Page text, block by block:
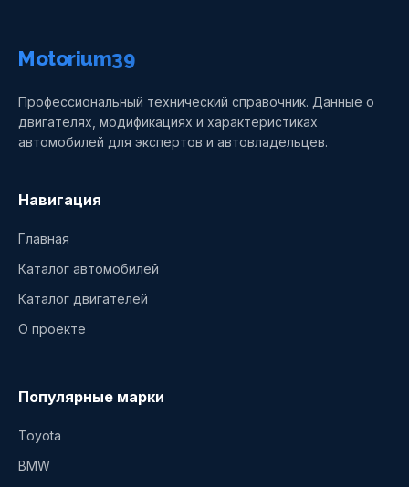
Motorium39
Профессиональный технический справочник. Данные о
двигателях, модификациях и характеристиках
автомобилей для экспертов и автовладельцев.
Навигация
Главная
Каталог автомобилей
Каталог двигателей
О проекте
Популярные марки
Toyota
BMW